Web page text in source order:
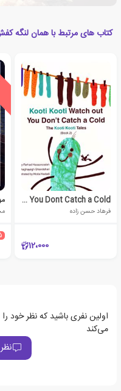
کتاب های مرتبط با همان لنگه
Kooti Kooti Watch Out You Dont Catch a Cold
فرهاد حسن زاده
12،000
اولین نفری باشید که نظر خود
می‌کند